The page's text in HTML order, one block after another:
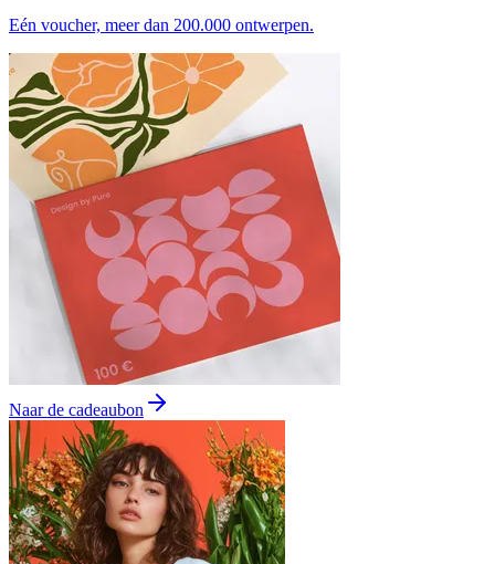
Eén voucher, meer dan 200.000 ontwerpen.
Naar de cadeaubon